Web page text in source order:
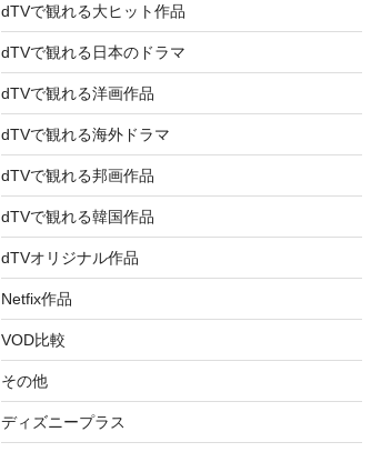
dTVで観れる大ヒット作品
dTVで観れる日本のドラマ
dTVで観れる洋画作品
dTVで観れる海外ドラマ
dTVで観れる邦画作品
dTVで観れる韓国作品
dTVオリジナル作品
Netfix作品
VOD比較
その他
ディズニープラス